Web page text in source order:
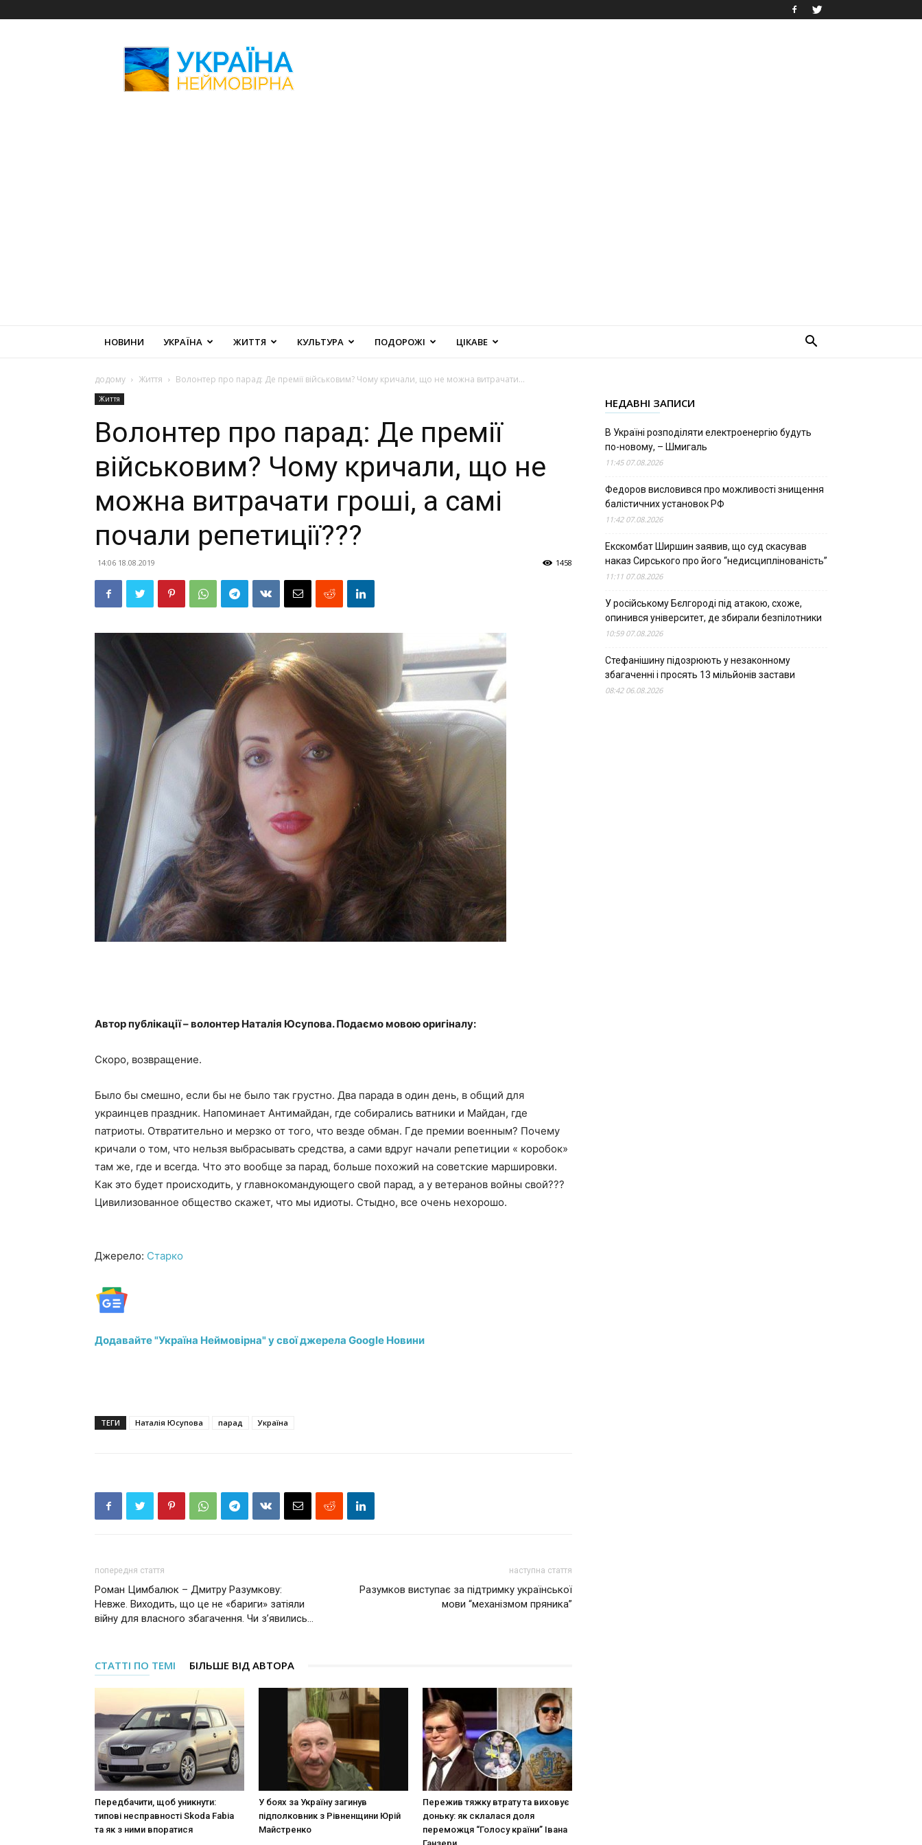
Неймовірна
НОВИНИ УКРАЇНА ЖИТТЯ КУЛЬТУРА ПОДОРОЖІ ЦІКАВЕ
додому Життя Волонтер про парад: Де премії військовим? Чому кричали, що не можна витрачати...
Життя
Волонтер про парад: Де премії
військовим? Чому кричали, що не
можна витрачати гроші, а самі
почали репетиції???
14:06 18.08.2019 1458
Автор публікації – волонтер Наталія Юсупова. Подаємо мовою оригіналу:
Скоро, возвращение.
Было бы смешно, если бы не было так грустно. Два парада в один день, в общий для
украинцев праздник. Напоминает Антимайдан, где собирались ватники и Майдан, где
патриоты. Отвратительно и мерзко от того, что везде обман. Где премии военным? Почему
кричали о том, что нельзя выбрасывать средства, а сами вдруг начали репетиции « коробок»
там же, где и всегда. Что это вообще за парад, больше похожий на советские маршировки.
Как это будет происходить, у главнокомандующего свой парад, а у ветеранов войны свой???
Цивилизованное общество скажет, что мы идиоты. Стыдно, все очень нехорошо.
Джерело: Старко
Додавайте "Україна Неймовірна" у свої джерела Google Новини
ТЕГИ Наталія Юсупова парад Україна
попередня стаття
Роман Цимбалюк – Дмитру Разумкову:
Невже. Виходить, що це не «бapиги» затіяли
вiйнy для власного збагачення. Чи з’явились…
наступна стаття
Разумков виступає за підтримку української
мови “механізмом пряника”
СТАТТІ ПО ТЕМІ БІЛЬШЕ ВІД АВТОРА
Передбачити, щоб уникнути:
типові несправності Skoda Fabia
та як з ними впоратися
У боях за Україну загинув
підполковник з Рівненщини Юрій
Майстренко
Пережив тяжку втрату та виховує
доньку: як склалася доля
переможця “Голосу країни” Івана
НЕДАВНІ ЗАПИСИ
В Україні розподіляти електроенергію будуть
по-новому, – Шмигаль
11:45 07.08.2026
Федоров висловився про можливості знищення
балістичних установок РФ
11:42 07.08.2026
Екскомбат Ширшин заявив, що суд скасував
наказ Сирського про його “недисциплінованість”
11:11 07.08.2026
У російському Бєлгороді під атакою, схоже,
опинився університет, де збирали безпілотники
10:59 07.08.2026
Стефанішину підозрюють у незаконному
збагаченні і просять 13 мільйонів застави
08:42 06.08.2026